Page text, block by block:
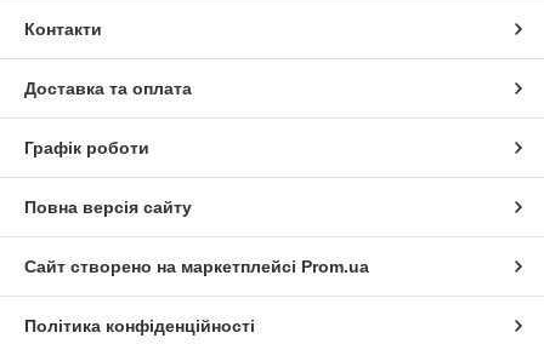
Контакти
Доставка та оплата
Графік роботи
Повна версія сайту
Сайт створено на маркетплейсі Prom.ua
Політика конфіденційності